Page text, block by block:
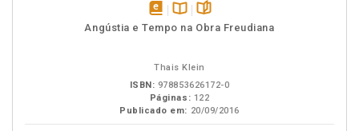
disponívelDisponível
páginas
Angústia e Tempo na Obra Freudiana
Thais Klein
ISBN: 978853626172-0
Páginas: 122
Publicado em: 20/09/2016